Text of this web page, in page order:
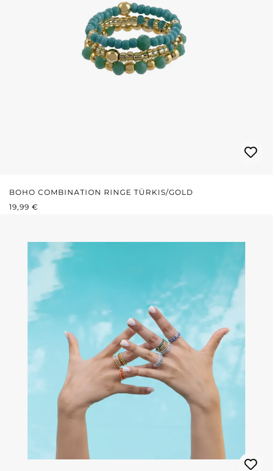
BOHO COMBINATION RINGE TÜRKIS/GOLD
REGULÄRER PREIS:
19,99 €